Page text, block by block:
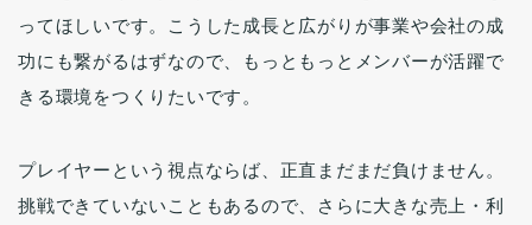
ってほしいです。こうした成長と広がりが事業や会社の成
功にも繋がるはずなので、もっともっとメンバーが活躍で
きる環境をつくりたいです。
プレイヤーという視点ならば、正直まだまだ負けません。
挑戦できていないこともあるので、さらに大きな売上・利